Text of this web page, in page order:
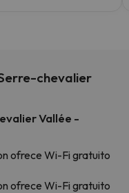
chevalier
Vallée -
ofrece Wi-Fi gratuito
ofrece Wi-Fi gratuito